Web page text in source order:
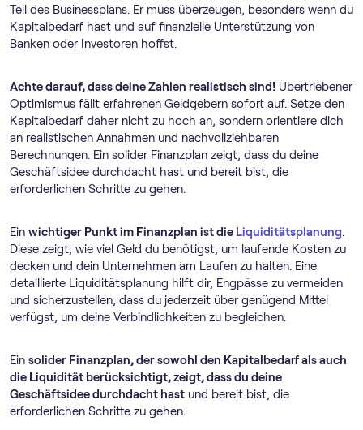
Teil des Businessplans. Er muss überzeugen, besonders wenn du
Kapitalbedarf hast und auf finanzielle Unterstützung von
Banken oder Investoren hoffst.
Achte darauf, dass deine Zahlen realistisch sind! Übertriebener
Optimismus fällt erfahrenen Geldgebern sofort auf. Setze den
Kapitalbedarf daher nicht zu hoch an, sondern orientiere dich
an realistischen Annahmen und nachvollziehbaren
Berechnungen. Ein solider Finanzplan zeigt, dass du deine
Geschäftsidee durchdacht hast und bereit bist, die
erforderlichen Schritte zu gehen.
Ein wichtiger Punkt im Finanzplan ist die Liquiditätsplanung.
Diese zeigt, wie viel Geld du benötigst, um laufende Kosten zu
decken und dein Unternehmen am Laufen zu halten. Eine
detaillierte Liquiditätsplanung hilft dir, Engpässe zu vermeiden
und sicherzustellen, dass du jederzeit über genügend Mittel
verfügst, um deine Verbindlichkeiten zu begleichen.
Ein solider Finanzplan, der sowohl den Kapitalbedarf als auch
die Liquidität berücksichtigt, zeigt, dass du deine
Geschäftsidee durchdacht hast und bereit bist, die
erforderlichen Schritte zu gehen.